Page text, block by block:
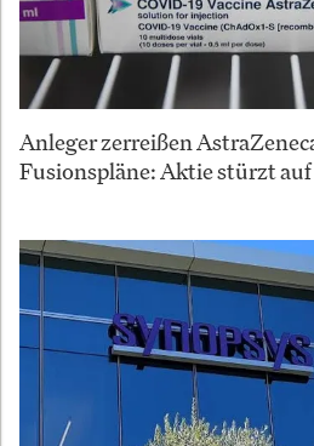
Anleger zerreißen
Fusionspläne: Aktie stürzt